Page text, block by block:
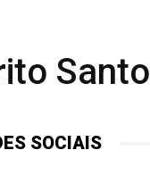
Santo
SOCIAIS